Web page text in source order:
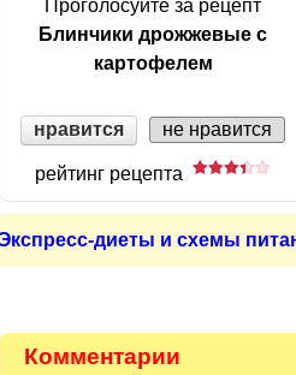
Проголосуйте за рецепт
Блинчики дрожжевые с
картофелем
нравится не нравится
рейтинг рецепта
диеты и схемы
Комментарии